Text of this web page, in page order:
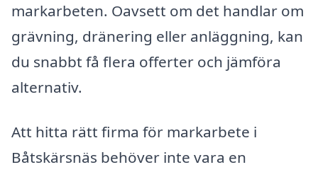
markarbeten. Oavsett om det handlar om
grävning, dränering eller anläggning, kan
du snabbt få flera offerter och jämföra
alternativ.
Att hitta rätt firma för markarbete i
Båtskärsnäs behöver inte vara en